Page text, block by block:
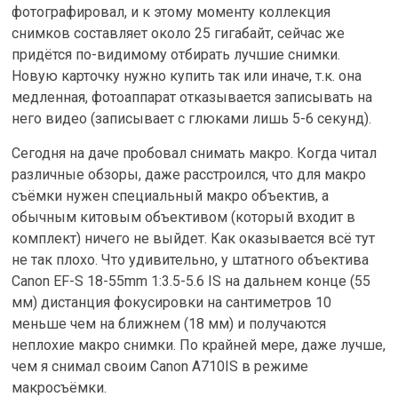
фотографировал, и к этому моменту коллекция
снимков составляет около 25 гигабайт, сейчас же
придётся по-видимому отбирать лучшие снимки.
Новую карточку нужно купить так или иначе, т.к. она
медленная, фотоаппарат отказывается записывать на
него видео (записывает с глюками лишь 5-6 секунд).
Сегодня на даче пробовал снимать макро. Когда читал
различные обзоры, даже расстроился, что для макро
съёмки нужен специальный макро объектив, а
обычным китовым объективом (который входит в
комплект) ничего не выйдет. Как оказывается всё тут
не так плохо. Что удивительно, у штатного объектива
Canon EF-S 18-55mm 1:3.5-5.6 IS на дальнем конце (55
мм) дистанция фокусировки на сантиметров 10
меньше чем на ближнем (18 мм) и получаются
неплохие макро снимки. По крайней мере, даже лучше,
чем я снимал своим Canon A710IS в режиме
макросъёмки.